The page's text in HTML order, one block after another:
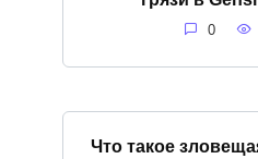
0
Что такое